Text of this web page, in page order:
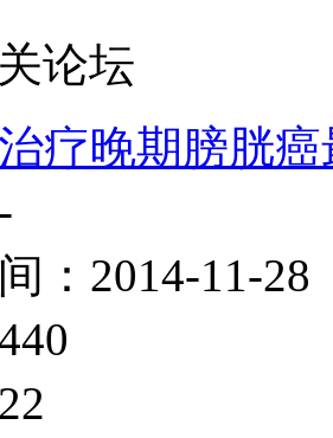
论坛
疗晚期膀胱
：2014-11-28